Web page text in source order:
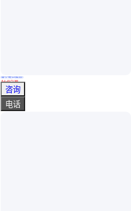
山地运输履带车 泥地洼地履带搬运车 松软地形履带运输车
真实性已核验
￥3 .20万/辆
山东济宁
咨询
电话